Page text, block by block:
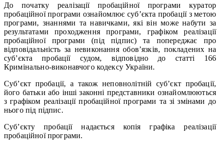
До початку реалізації пробаційної програми куратор
пробаційної програми ознайомлює суб’єкта пробації з метою
програми, знаннями та навичками, які він може набути за
результатами проходження програми, графіком реалізації
пробаційної програми (під підпис) та попереджає про
відповідальність за невиконання обов’язків, покладених на
суб’єкта пробації судом, відповідно до статті 166
Кримінально-виконавчого кодексу України.
Суб’єкт пробації, а також неповнолітній суб’єкт пробації,
його батьки або інші законні представники ознайомлюються
з графіком реалізації пробаційної програми та зі змінами до
нього під підпис.
Суб’єкту пробації надається копія графіка реалізації
пробаційної програми.